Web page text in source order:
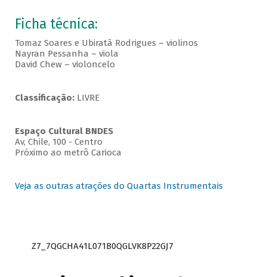
Ficha técnica:
Tomaz Soares e Ubiratã Rodrigues – violinos
Nayran Pessanha – viola
David Chew – violoncelo
Classificação:LIVRE
Espaço Cultural BNDES
Av, Chile, 100 - Centro
Próximo ao metrô Carioca
Veja as outras atrações do Quartas Instrumentais
Z7_7QGCHA41L071B0QGLVK8P22GJ7